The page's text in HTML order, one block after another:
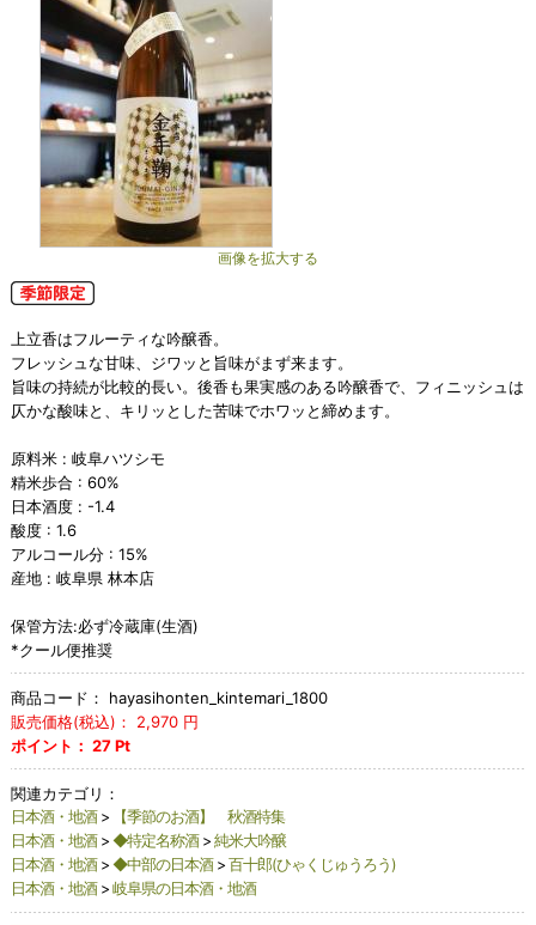
画像を拡大する
上立香はフルーティな吟醸香。
フレッシュな甘味、ジワッと旨味がまず来ます。
旨味の持続が比較的長い。後香も果実感のある吟醸香で、フィニッシュは
仄かな酸味と、キリッとした苦味でホワッと締めます。
原料米 : 岐阜ハツシモ
精米歩合 : 60%
日本酒度 : -1.4
酸度 : 1.6
アルコール分 : 15%
産地 : 岐阜県 林本店
保管方法:必ず冷蔵庫(生酒)
*クール便推奨
商品コード：
hayasihonten_kintemari_1800
販売価格(税込)：
2,970円
ポイント： 27Pt
関連カテゴリ：
日本酒・地酒>
【季節のお酒】 秋酒特集
日本酒・地酒> ◆特定名称酒> 純米大吟醸
日本酒・地酒> ◆中部の日本酒> 百十郎(ひゃくじゅうろう)
日本酒・地酒> 岐阜県の日本酒・地酒